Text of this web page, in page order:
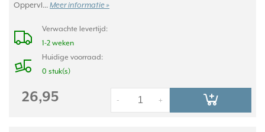
Oppervl... Meer informatie »
Verwachte levertijd:
1-2 weken
Huidige voorraad:
0 stuk(s)
26,95 +
-